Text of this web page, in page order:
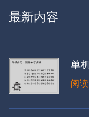
最新内容
单
阅读